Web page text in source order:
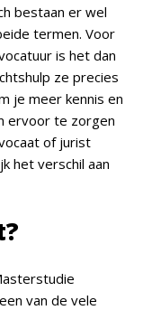
bestaan er wel
termen. Voor
is het dan
ze precies
je meer kennis en
ervoor te zorgen
of jurist
het verschil aan
van de vele